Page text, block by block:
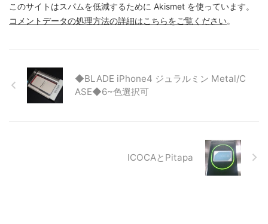
このサイトはスパムを低減するために Akismet を使っています。
コメントデータの処理方法の詳細はこちらをご覧ください。
◆BLADE iPhone4 ジュラルミン Metal/C
ASE◆6~色選択可
ICOCAとPitapa